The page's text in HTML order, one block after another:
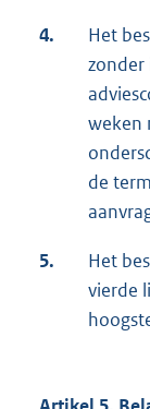
4.
Het
zonder
weken
de
5.
Het
vierde